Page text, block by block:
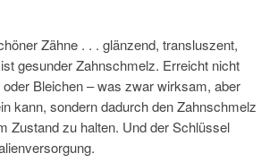
Zähne . . . glänzend, transluszent,
gesunder Zahnschmelz. Erreicht nicht
Bleichen – was zwar wirksam, aber
kann, sondern dadurch den Zahnschmelz
Zustand zu halten. Und der Schlüssel